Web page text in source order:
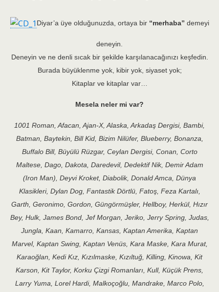
Diyar’a üye olduğunuzda, ortaya bir “merhaba” demeyi
deneyin.
Deneyin ve ne denli sıcak bir şekilde karşılanacağınızı keşfedin.
Burada büyüklenme yok, kibir yok, siyaset yok;
Kitaplar ve kitaplar var…
Mesela neler mi var?
1001 Roman, Afacan, Ajan-X, Alaska, Arkadaş Dergisi, Bambi,
Batman, Baytekin, Bill Kid, Bizim Nilüfer, Blueberry, Bonanza,
Buffalo Bill, Büyülü Rüzgar, Ceylan Dergisi, Conan, Corto
Maltese, Dago, Dakota, Daredevil, Dedektif Nik, Demir Adam
(Iron Man), Deyvi Kroket, Diabolik, Donald Amca, Dünya
Klasikleri, Dylan Dog, Fantastik Dörtlü, Fatoş, Feza Kartalı,
Garth, Geronimo, Gordon, Güngörmüşler, Hellboy, Herkül, Hızır
Bey, Hulk, James Bond, Jef Morgan, Jeriko, Jerry Spring, Judas,
Jungla, Kaan, Kamarro, Kansas, Kaptan Amerika, Kaptan
Marvel, Kaptan Swing, Kaptan Venüs, Kara Maske, Kara Murat,
Karaoğlan, Kedi Kız, Kızılmaske, Kızıltuğ, Killing, Kinowa, Kit
Karson, Kit Taylor, Korku Çizgi Romanları, Kull, Küçük Prens,
Larry Yuma, Lorel Hardi, Malkoçoğlu, Mandrake, Marco Polo,